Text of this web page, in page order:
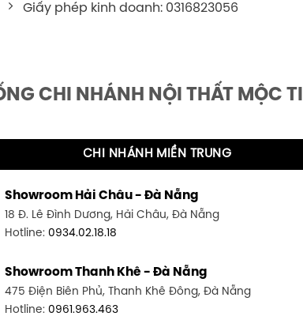
Giấy phép kinh doanh: 0316823056
CHI NHÁNH NỘI THẤT MỘC
CHI NHÁNH MIỀN TRUNG
Showroom Hải Châu - Đà Nẵng
18 Đ. Lê Đình Dương, Hải Châu, Đà Nẵng
Hotline: 0934.02.18.18
Showroom Thanh Khê - Đà Nẵng
475 Điện Biên Phủ, Thanh Khê Đông, Đà Nẵng
Hotline: 0961.963.463